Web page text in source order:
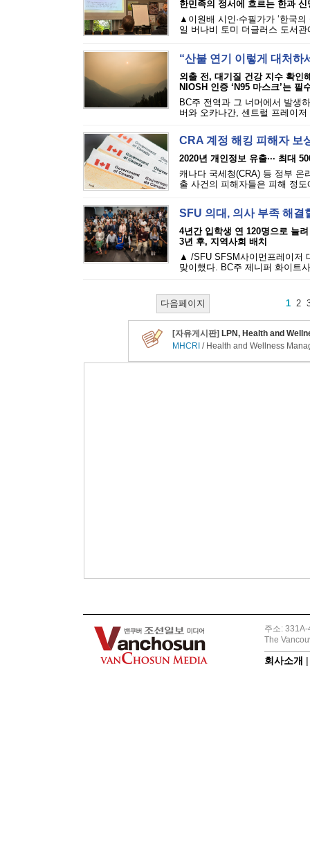
한민족의 정서에 흐르는 한과 신
▲이원배 시인·수필가가 ‘한국
일 버나비 토미 더글러스 도서관
“산불 연기 이렇게 대처하
외출 전, 대기질 건강 지수 확인
NIOSH 인증 ‘N95 마스크’는 필
BC주 전역과 그 너머에서 발생
버와 오카나간, 센트럴 프레이
CRA 계정 해킹 피해자 보
2020년 개인정보 유출··· 최대
캐나다 국세청(CRA) 등 정부 온
출 사건의 피해자들은 피해 정
SFU 의대, 의사 부족 해
4년간 입학생 연 120명으로 늘려
3년 후, 지역사회 배치
▲ /SFU SFSM사이먼프레이저
맞이했다. BC주 제니퍼 화이트
다음페이지 1 2
주소:
The
회사소개